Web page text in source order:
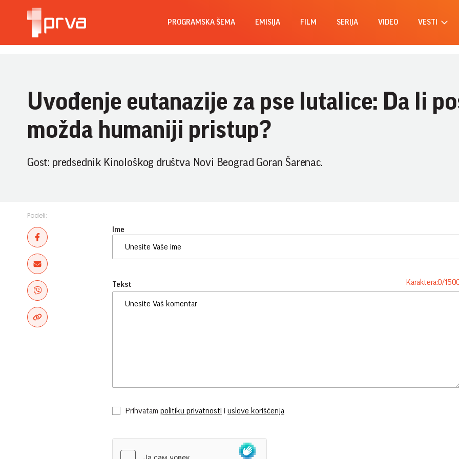
PROGRAMSKA ŠEMA EMISIJA FILM SERIJA VIDEO VESTI
Uvođenje eutanazije za pse lutalice: Da li
možda humaniji pristup?
Gost: predsednik Kinološkog društva Novi Beograd Goran Šarenac.
Podeli:
Ime
Tekst Karaktera:0/
Prihvatam politiku privatnosti i uslove korišćenja